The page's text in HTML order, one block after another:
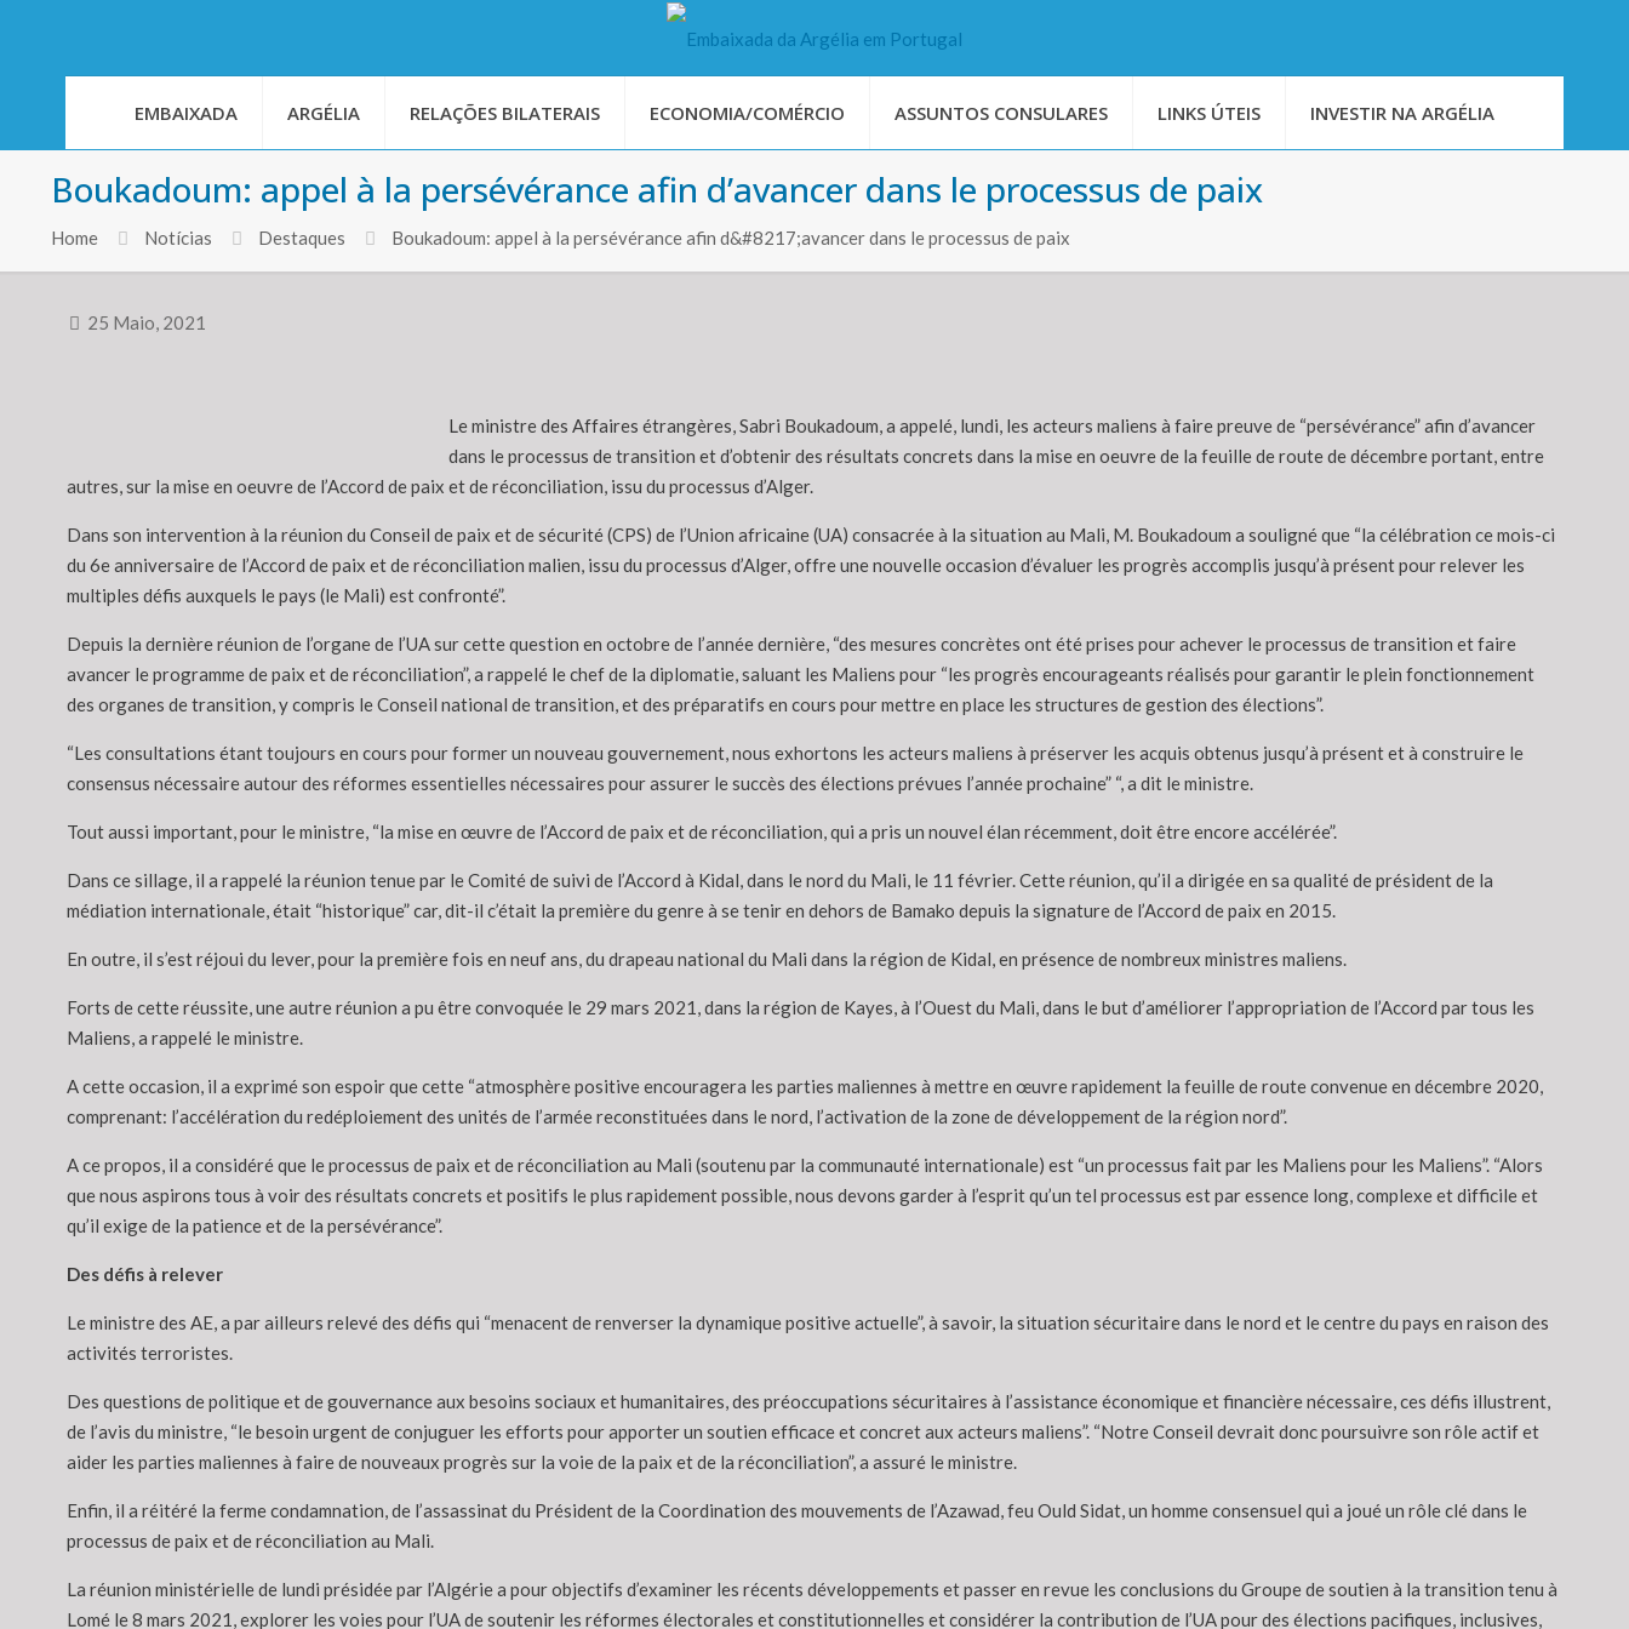
EMBAIXADA ARGÉLIA RELAÇÕES BILATERAIS ECONOMIA/COMÉRCIO ASSUNTOS CONSULARES LINKS ÚTEIS INVESTIR NA ARGÉLIA
Boukadoum: appel à la persévérance afin d’avancer dans le processus de paix
Home Notícias Destaques Boukadoum: appel à la persévérance afin d&#8217;avancer dans le processus de paix
25 Maio, 2021
Le ministre des Affaires étrangères, Sabri Boukadoum, a appelé, lundi, les acteurs maliens à faire preuve de “persévérance” afin d’avancer
dans le processus de transition et d’obtenir des résultats concrets dans la mise en oeuvre de la feuille de route de décembre portant, entre
autres, sur la mise en oeuvre de l’Accord de paix et de réconciliation, issu du processus d’Alger.
Dans son intervention à la réunion du Conseil de paix et de sécurité (CPS) de l’Union africaine (UA) consacrée à la situation au Mali, M. Boukadoum a souligné que “la célébration ce mois-ci
du 6e anniversaire de l’Accord de paix et de réconciliation malien, issu du processus d’Alger, offre une nouvelle occasion d’évaluer les progrès accomplis jusqu’à présent pour relever les
multiples défis auxquels le pays (le Mali) est confronté”.
Depuis la dernière réunion de l’organe de l’UA sur cette question en octobre de l’année dernière, “des mesures concrètes ont été prises pour achever le processus de transition et faire
avancer le programme de paix et de réconciliation”, a rappelé le chef de la diplomatie, saluant les Maliens pour “les progrès encourageants réalisés pour garantir le plein fonctionnement
des organes de transition, y compris le Conseil national de transition, et des préparatifs en cours pour mettre en place les structures de gestion des élections”.
“Les consultations étant toujours en cours pour former un nouveau gouvernement, nous exhortons les acteurs maliens à préserver les acquis obtenus jusqu’à présent et à construire le
consensus nécessaire autour des réformes essentielles nécessaires pour assurer le succès des élections prévues l’année prochaine” “, a dit le ministre.
Tout aussi important, pour le ministre, “la mise en œuvre de l’Accord de paix et de réconciliation, qui a pris un nouvel élan récemment, doit être encore accélérée”.
Dans ce sillage, il a rappelé la réunion tenue par le Comité de suivi de l’Accord à Kidal, dans le nord du Mali, le 11 février. Cette réunion, qu’il a dirigée en sa qualité de président de la
médiation internationale, était “historique” car, dit-il c’était la première du genre à se tenir en dehors de Bamako depuis la signature de l’Accord de paix en 2015.
En outre, il s’est réjoui du lever, pour la première fois en neuf ans, du drapeau national du Mali dans la région de Kidal, en présence de nombreux ministres maliens.
Forts de cette réussite, une autre réunion a pu être convoquée le 29 mars 2021, dans la région de Kayes, à l’Ouest du Mali, dans le but d’améliorer l’appropriation de l’Accord par tous les
Maliens, a rappelé le ministre.
A cette occasion, il a exprimé son espoir que cette “atmosphère positive encouragera les parties maliennes à mettre en œuvre rapidement la feuille de route convenue en décembre 2020,
comprenant: l’accélération du redéploiement des unités de l’armée reconstituées dans le nord, l’activation de la zone de développement de la région nord”.
A ce propos, il a considéré que le processus de paix et de réconciliation au Mali (soutenu par la communauté internationale) est “un processus fait par les Maliens pour les Maliens”. “Alors
que nous aspirons tous à voir des résultats concrets et positifs le plus rapidement possible, nous devons garder à l’esprit qu’un tel processus est par essence long, complexe et difficile et
qu’il exige de la patience et de la persévérance”.
Des défis à relever
Le ministre des AE, a par ailleurs relevé des défis qui “menacent de renverser la dynamique positive actuelle”, à savoir, la situation sécuritaire dans le nord et le centre du pays en raison des
activités terroristes.
Des questions de politique et de gouvernance aux besoins sociaux et humanitaires, des préoccupations sécuritaires à l’assistance économique et financière nécessaire, ces défis illustrent,
de l’avis du ministre, “le besoin urgent de conjuguer les efforts pour apporter un soutien efficace et concret aux acteurs maliens”. “Notre Conseil devrait donc poursuivre son rôle actif et
aider les parties maliennes à faire de nouveaux progrès sur la voie de la paix et de la réconciliation”, a assuré le ministre.
Enfin, il a réitéré la ferme condamnation, de l’assassinat du Président de la Coordination des mouvements de l’Azawad, feu Ould Sidat, un homme consensuel qui a joué un rôle clé dans le
processus de paix et de réconciliation au Mali.
La réunion ministérielle de lundi présidée par l’Algérie a pour objectifs d’examiner les récents développements et passer en revue les conclusions du Groupe de soutien à la transition tenu à
Lomé le 8 mars 2021, explorer les voies pour l’UA de soutenir les réformes électorales et constitutionnelles et considérer la contribution de l’UA pour des élections pacifiques, inclusives,